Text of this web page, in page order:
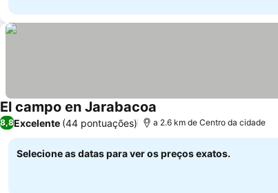
El campo en Jarabacoa
8,8Excelente (44 pontuações) a 2.6 km de Centro da cidade
Selecione as datas para ver os preços exatos.